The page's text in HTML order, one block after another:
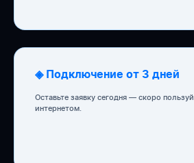
◈ Подключение от 3 дней
Оставьте заявку сегодня — скоро
интернетом.